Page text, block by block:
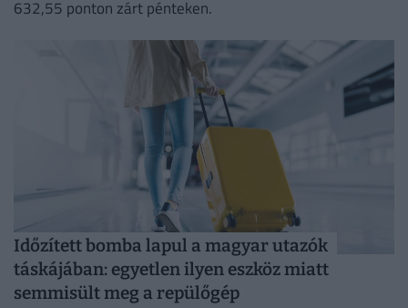
632,55 ponton zárt pénteken.
Időzített bomba lapul a magyar utazók
táskájában: egyetlen ilyen eszköz miatt
semmisült meg a repülőgép